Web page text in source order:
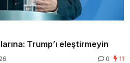
Trump’ı eleştirmeyin
0 11